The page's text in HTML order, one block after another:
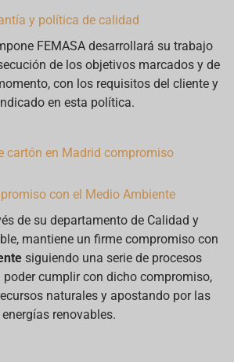
y política de calidad
FEMASA desarrollará su trabajo
de los objetivos marcados y de
con los requisitos del cliente y
en esta política.
con el Medio Ambiente
de su departamento de Calidad y
mantiene un firme compromiso con
siguiendo una serie de procesos
cumplir con dicho compromiso,
naturales y apostando por las
energías renovables.